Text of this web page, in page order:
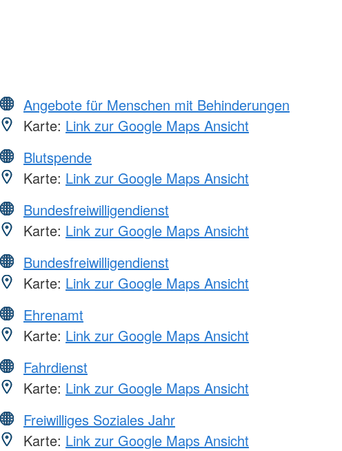
Angebote für Menschen mit Behinderungen
Karte: Link zur Google Maps Ansicht
Blutspende
Karte: Link zur Google Maps Ansicht
Bundesfreiwilligendienst
Karte: Link zur Google Maps Ansicht
Bundesfreiwilligendienst
Karte: Link zur Google Maps Ansicht
Ehrenamt
Karte: Link zur Google Maps Ansicht
Fahrdienst
Karte: Link zur Google Maps Ansicht
Freiwilliges Soziales Jahr
Karte: Link zur Google Maps Ansicht